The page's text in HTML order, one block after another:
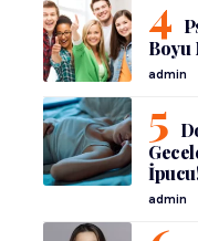
Boyu
admin
admin